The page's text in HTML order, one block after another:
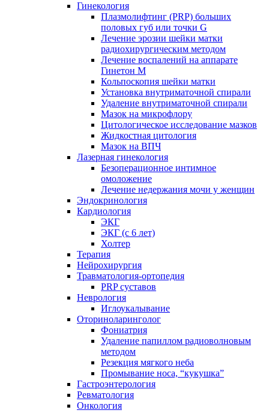
Гинекология
Плазмолифтинг (PRP) больших
половых губ или точки G
Лечение эрозии шейки матки
радиохирургическим методом
Лечение воспалений на аппарате
Гинетон М
Кольпоскопия шейки матки
Установка внутриматочной спирали
Удаление внутриматочной спирали
Мазок на микрофлору
Цитологическое исследование мазков
Жидкостная цитология
Мазок на ВПЧ
Лазерная гинекология
Безоперационное интимное
омоложение
Лечение недержания мочи у женщин
Эндокринология
Кардиология
ЭКГ
ЭКГ (с 6 лет)
Холтер
Терапия
Нейрохирургия
Травматология-ортопедия
PRP суставов
Неврология
Иглоукалывание
Оториноларинголог
Фониатрия
Удаление папиллом радиоволновым
методом
Резекция мягкого неба
Промывание носа, “кукушка”
Гастроэнтерология
Ревматология
Онкология